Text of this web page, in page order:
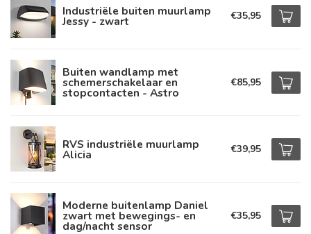
Industriële buiten muurlamp
Jessy - zwart €35,95
Buiten wandlamp met
schemerschakelaar en
stopcontacten - Astro
€85,95
RVS industriële muurlamp
Alicia €39,95
Moderne buitenlamp Daniel
zwart met bewegings- en
dag/nacht sensor
€35,95